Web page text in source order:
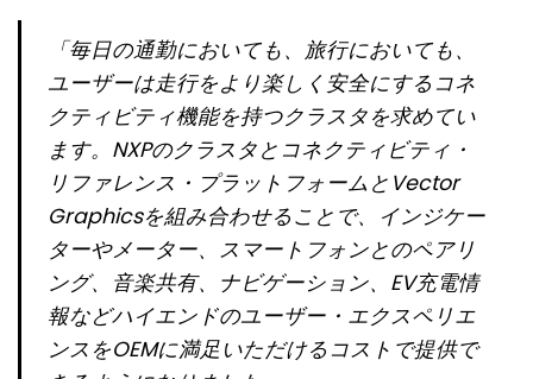
「毎日の通勤においても、旅行においても、
ユーザーは走行をより楽しく安全にするコネ
クティビティ機能を持つクラスタを求めてい
ます。NXPのクラスタとコネクティビティ・
リファレンス・プラットフォームとVector
Graphicsを組み合わせることで、インジケー
ターやメーター、スマートフォンとのペアリ
ング、音楽共有、ナビゲーション、EV充電情
報などハイエンドのユーザー・エクスペリエ
ンスをOEMに満足いただけるコストで提供で